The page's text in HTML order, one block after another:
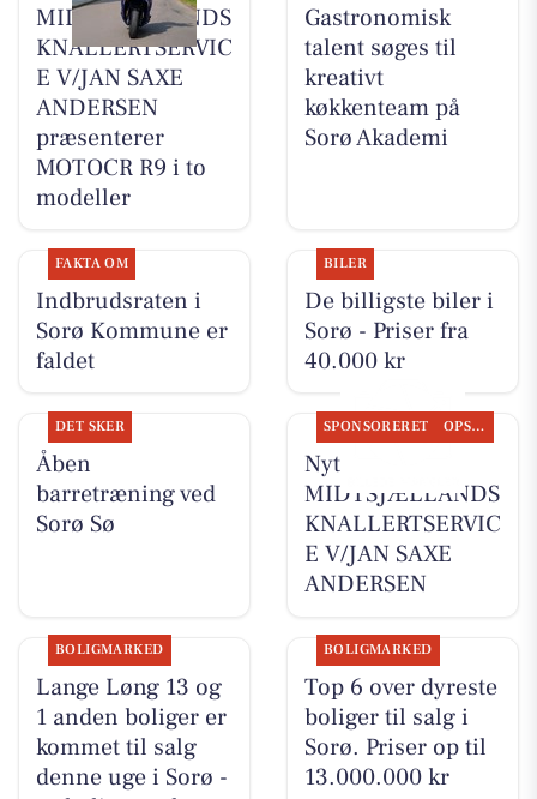
MIDTSJÆLLANDS
KNALLERTSERVIC
E V/JAN SAXE
ANDERSEN
præsenterer
MOTOCR R9 i to
modeller
Gastronomisk
talent søges til
kreativt
køkkenteam på
Sorø Akademi
FAKTA OM
Indbrudsraten i
Sorø Kommune er
faldet
BILER
De billigste biler i
Sorø - Priser fra
40.000 kr
DET SKER
Åben
barretræning ved
Sorø Sø
SPONSORERET OPSLAGSTAVLEN
Nyt fra
MIDTSJÆLLANDS
KNALLERTSERVIC
E V/JAN SAXE
ANDERSEN
BOLIGMARKED
Lange Løng 13 og
1 anden boliger er
kommet til salg
denne uge i Sorø -
BOLIGMARKED
Top 6 over dyreste
boliger til salg i
Sorø. Priser op til
13.000.000 kr